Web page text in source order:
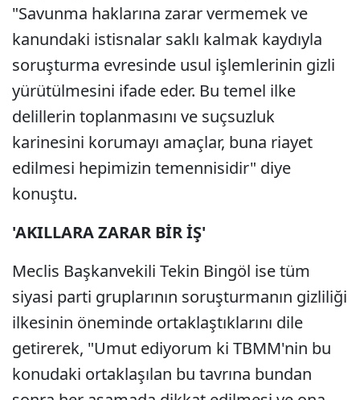
"Savunma haklarına zarar vermemek ve
kanundaki istisnalar saklı kalmak kaydıyla
soruşturma evresinde usul işlemlerinin gizli
yürütülmesini ifade eder. Bu temel ilke
delillerin toplanmasını ve suçsuzluk
karinesini korumayı amaçlar, buna riayet
edilmesi hepimizin temennisidir" diye
konuştu.
'AKILLARA ZARAR BİR İŞ'
Meclis Başkanvekili Tekin Bingöl ise tüm
siyasi parti gruplarının soruşturmanın gizliliği
ilkesinin öneminde ortaklaştıklarını dile
getirerek, "Umut ediyorum ki TBMM'nin bu
konudaki ortaklaşılan bu tavrına bundan